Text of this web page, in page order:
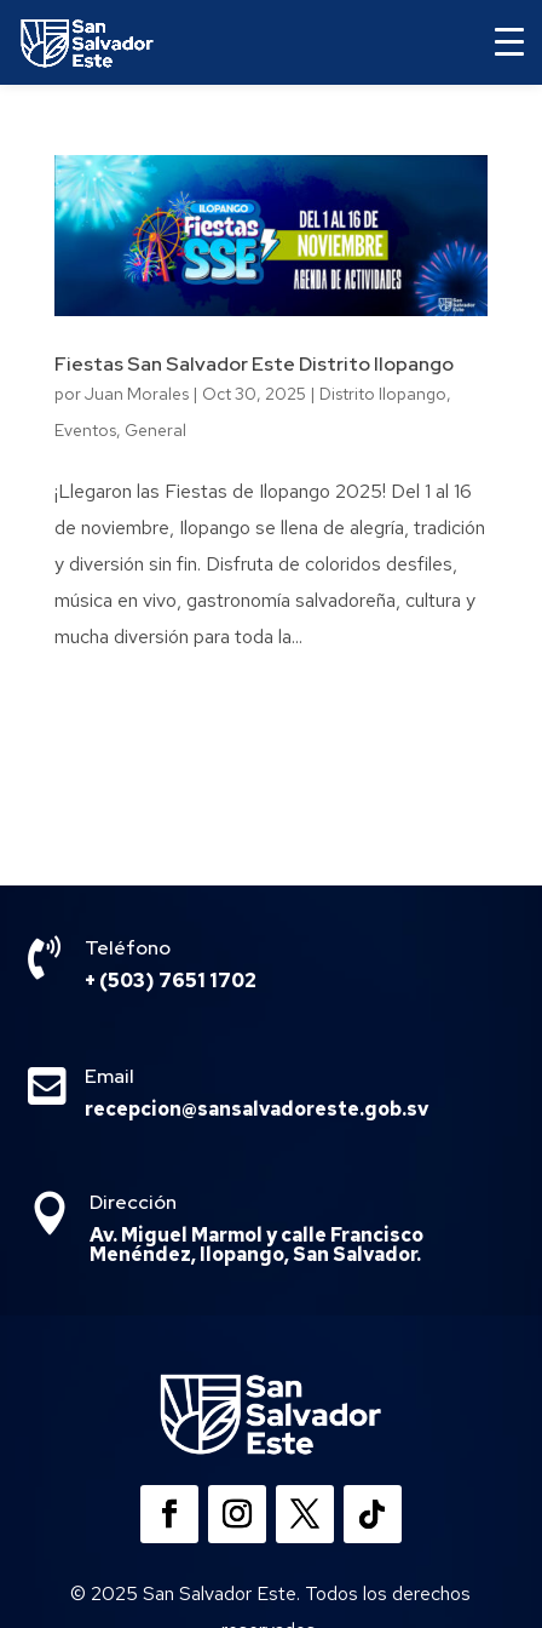
Fiestas San Salvador Este Distrito Ilopango
porJuan Morales| Oct 30, 2025 | Distrito Ilopango,
Eventos, General
¡Llegaron las Fiestas de Ilopango 2025! Del 1 al 16
de noviembre, Ilopango se llena de alegría, tradición
y diversión sin fin. Disfruta de coloridos desfiles,
música en vivo, gastronomía salvadoreña, cultura y
mucha diversión para toda la...

Teléfono
+ (503) 7651 1702

Email
recepcion@sansalvadoreste.gob.sv

Dirección
Av. Miguel Marmol y calle Francisco
Menéndez, Ilopango, San Salvador.
© 2025 San Salvador Este. Todos los derechos